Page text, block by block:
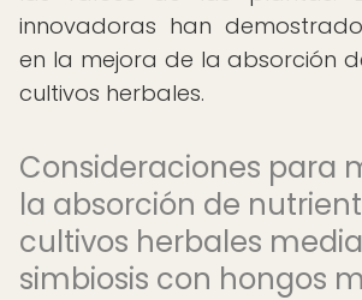
innovadoras han
en la mejora de la absorción
cultivos herbales.
Consideraciones para
la absorción de
cultivos herbales
simbiosis con hongos